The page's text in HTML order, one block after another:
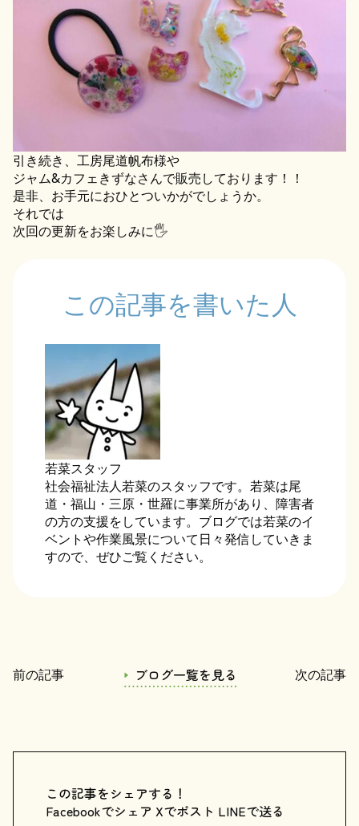
引き続き、工房尾道帆布様や
ジャム&カフェきずなさんで販売しております！！
是非、お手元におひとついかがでしょうか。
それでは
次回の更新をお楽しみに🖐️
この記事を書いた人
若菜スタッフ
社会福祉法人若菜のスタッフです。若菜は尾
道・福山・三原・世羅に事業所があり、障害者
の方の支援をしています。ブログでは若菜のイ
ベントや作業風景について日々発信していきま
すので、ぜひご覧ください。
前の記事 ブログ一覧を見る 次の記事
この記事をシェアする！
Facebookでシェア Xでポスト LINEで送る